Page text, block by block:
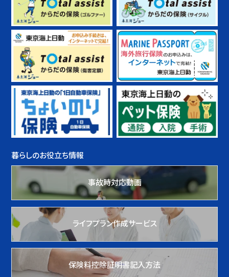
暮らしのお役立ち情報
事故時対応動画
ライフプラン作成サービス
保険料控除証明書記入方法